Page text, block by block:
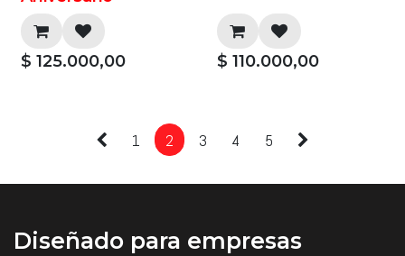
$ 125.000,00 $ 110.000,00
1 2 3 4 5
Diseñado para empresas